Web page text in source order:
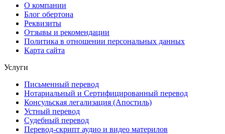
О компании
Блог обертона
Реквизиты
Отзывы и рекомендации
Политика в отношении персональных данных
Карта сайта
Услуги
Письменный перевод
Нотариальный и Сертифицированный перевод
Консульская легализация (Апостиль)
Устный перевод
Судебный перевод
Перевод-скрипт аудио и видео материлов